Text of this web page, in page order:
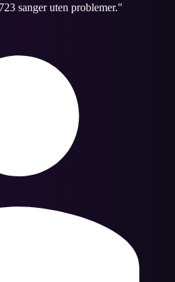
sanger uten problemer."